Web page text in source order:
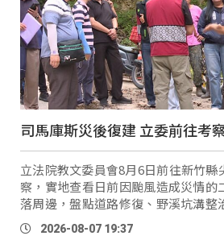
司馬庫斯災後復建 立委前往考
立法院教文委員會8月6日前往新竹縣
察，實地查看日前因颱風造成災情的
落周邊，盤點道路修復、野溪坑溝整
家表示因連年風災出現地層下陷，造
2026-08-07 19:37